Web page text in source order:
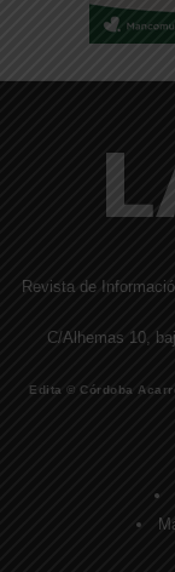
Revista de
C/Alhemas 10,
Edita © Córdoba